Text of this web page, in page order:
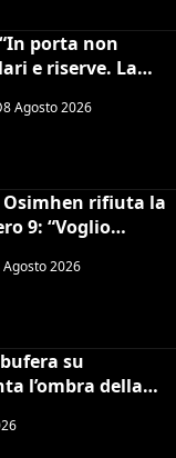
porta non
e riserve. La
8 Agosto 2026
Osimhen rifiuta la
9: “Voglio
Agosto 2026
su
l’ombra della